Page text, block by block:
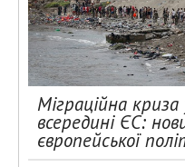
Міграційна
всередині ЄС:
європейської